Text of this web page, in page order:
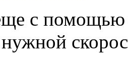
с помощью